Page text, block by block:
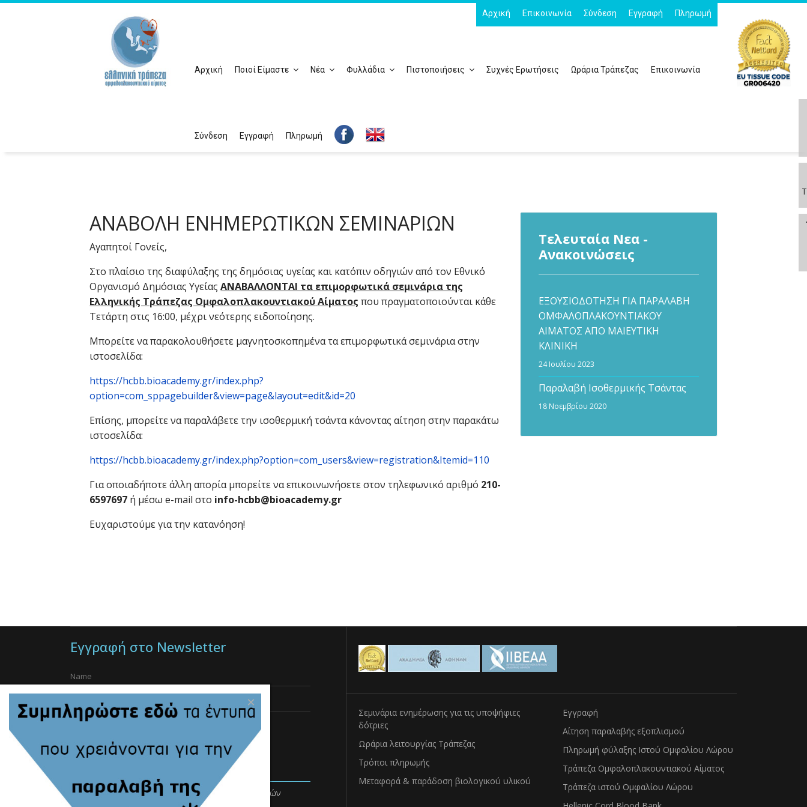
Αρχική Επικοινωνία Σύνδεση Εγγραφή Πληρωμή
Αρχική Ποιοί Είμαστε Νέα Φυλλάδια Πιστοποιήσεις Συχνές Ερωτήσεις Ωράρια Τράπεζας Επικοινωνία
Σύνδεση Εγγραφή Πληρωμή
ΑΝΑΒΟΛΗ ΕΝΗΜΕΡΩΤΙΚΩΝ ΣΕΜΙΝΑΡΙΩΝ
Αγαπητοί Γονείς,
Στο πλαίσιο της διαφύλαξης της δημόσιας υγείας και κατόπιν οδηγιών από τον Εθνικό
Οργανισμό Δημόσιας ΥγείαςΑΝΑΒΑΛΛΟΝΤΑΙ τα επιμορφωτικά σεμινάρια της
Ελληνικής Τράπεζας Ομφαλοπλακουντιακού Αίματος που πραγματοποιούνται κάθε
Τετάρτη στις 16:00, μέχρι νεότερης ειδοποίησης.
Μπορείτε να παρακολουθήσετε μαγνητοσκοπημένα τα επιμορφωτικά σεμινάρια στην
ιστοσελίδα:
https://hcbb.bioacademy.gr/index.php?
option=com_sppagebuilder&view=page&layout=edit&id=20
Επίσης, μπορείτε να παραλάβετε την ισοθερμική τσάντα κάνοντας αίτηση στην παρακάτω
ιστοσελίδα:
https://hcbb.bioacademy.gr/index.php?option=com_users&view=registration&Itemid=110
Για οποιαδήποτε άλλη απορία μπορείτε να επικοινωνήσετε στον τηλεφωνικό αριθμό 210-
6597697 ή μέσω e-mail στο info-hcbb@bioacademy.gr
Ευχαριστούμε για την κατανόηση!
Τελευταία Νεα -
Ανακοινώσεις
ΕΞΟΥΣΙΟΔΟΤΗΣΗ ΓΙΑ ΠΑΡΑΛΑΒΗ
ΟΜΦΑΛΟΠΛΑΚΟΥΝΤΙΑΚΟΥ
ΑΙΜΑΤΟΣ ΑΠΟ ΜΑΙΕΥΤΙΚΗ
ΚΛΙΝΙΚΗ
24 Ιουλίου 2023
Παραλαβή Ισοθερμικής Τσάντας
18 Νοεμβρίου 2020
Εγγραφή στο Newsletter
Ίδρυμα Ιατροβιολογικών Ερευνών, Ακαδημίας Αθηνών
Σεμινάρια ενημέρωσης για τις υποψήφιες
δότριες
Ωράρια λειτουργίας Τράπεζας
Τρόποι πληρωμής
Μεταφορά & παράδοση βιολογικού υλικού
Εγγραφή
Αίτηση παραλαβής εξοπλισμού
Πληρωμή φύλαξης Ιστού Ομφαλίου Λώρου
Τράπεζα Ομφαλοπλακουντιακού Αίματος
Τράπεζα ιστού Ομφαλίου Λώρου
×